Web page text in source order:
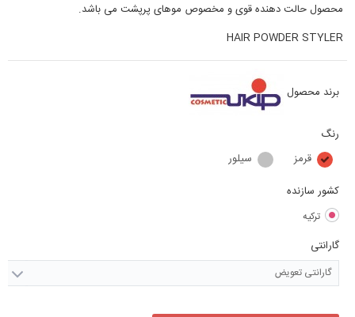
محصول حالت دهنده قوی و مخصوص موهای پرپشت می باشد.
HAIR POWDER STYLER
برند محصول
رنگ
قرمز
سیلور
کشور سازنده
ترکیه
گارانتی
گارانتی تعویض